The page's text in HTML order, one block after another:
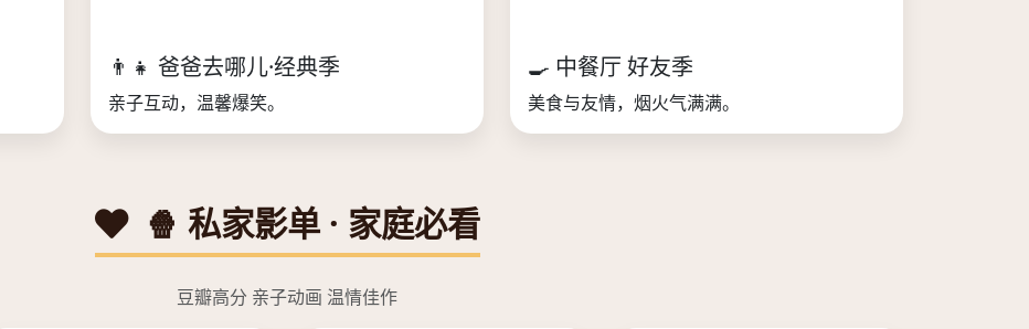
👨‍👧 爸爸去哪儿·经典季
亲子互动，温馨爆笑。
🍳 中餐厅 好友季
美食与友情，烟火气满满。
🍿 私家影单 · 家庭必看
豆瓣高分 亲子动画 温情佳作